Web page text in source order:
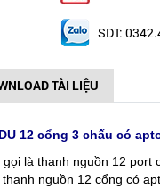
SDT:
TÀI LIỆU
12 cổng 3 chấu có
là thanh nguồn 12
nguồn 12 cổng có